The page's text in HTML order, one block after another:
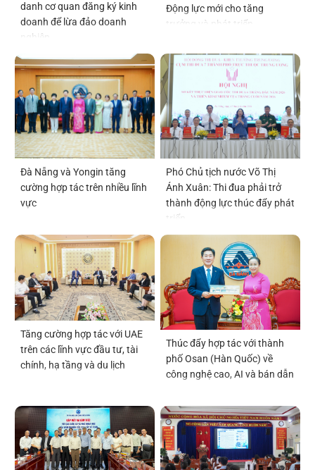
danh cơ quan đăng ký kinh
doanh để lừa đảo doanh
nghiệp
Động lực mới cho tăng
trưởng và phát triển
Đà Nẵng và Yongin tăng
cường hợp tác trên nhiều lĩnh
vực
Phó Chủ tịch nước Võ Thị
Ánh Xuân: Thi đua phải trở
thành động lực thúc đẩy phát
triển
Tăng cường hợp tác với UAE
trên các lĩnh vực đầu tư, tài
chính, hạ tầng và du lịch
Thúc đẩy hợp tác với thành
phố Osan (Hàn Quốc) về
công nghệ cao, AI và bán dẫn